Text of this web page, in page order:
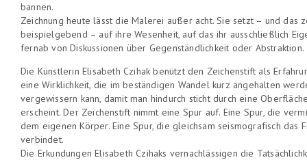
bannen.
Zeichnung heute lässt die Malerei außer acht. Sie setzt – und das
beispielgebend – auf ihre Wesenheit, auf das ihr ausschließlich
fernab von Diskussionen über Gegenständlichkeit oder Abstraktion.
Die Künstlerin Elisabeth Czihak benützt den Zeichenstift als
eine Wirklichkeit, die im beständigen Wandel kurz angehalten
vergewissern kann, damit man hindurch sticht durch eine
erscheint. Der Zeichenstift nimmt eine Spur auf. Eine Spur, die
dem eigenen Körper. Eine Spur, die gleichsam seismografisch das
verbindet.
Die Erkundungen Elisabeth Czihaks vernachlässigen die